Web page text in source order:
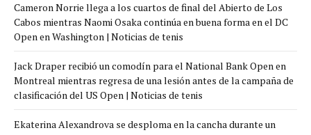
Cameron Norrie llega a los cuartos de final del Abierto de Los
Cabos mientras Naomi Osaka continúa en buena forma en el DC
Open en Washington | Noticias de tenis
Jack Draper recibió un comodín para el National Bank Open en
Montreal mientras regresa de una lesión antes de la campaña de
clasificación del US Open | Noticias de tenis
Ekaterina Alexandrova se desploma en la cancha durante un